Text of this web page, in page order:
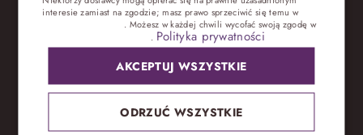
PARK WODNY OPINIE
Jak możemy Was ugościć?
interesie zamiast na zgodzie; masz prawo sprzeciwić się temu w
. Możesz w każdej chwili wycofać swoją zgodę w
. Polityka prywatności
AKCEPTUJ WSZYSTKIE
ODRZUĆ WSZYSTKIE